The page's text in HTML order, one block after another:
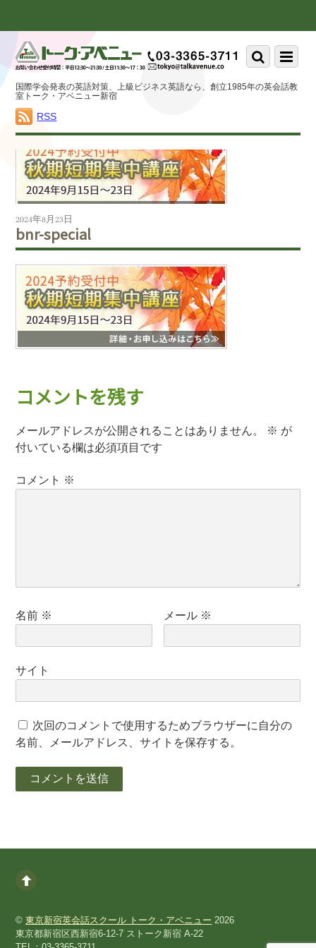
down
content
国際学会発表の英語対策、上級ビジネス英語なら、創立1985年の英会話教
室トーク・アベニュー新宿
RSS
Menu
Scroll
down
to
2024年8月23日
bnr-special
コメントを残す
メールアドレスが公開されることはありません。 ※ が
付いている欄は必須項目です
コメント ※
名前 ※ メール ※
サイト
次回のコメントで使用するためブラウザーに自分の
名前、メールアドレス、サイトを保存する。
©東京新宿英会話スクール トーク・アベニュー 2026
東京都新宿区西新宿6-12-7 ストーク新宿 A-22